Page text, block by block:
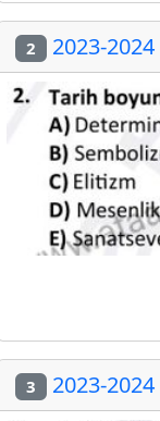
2 2023-2024
3 2023-2024